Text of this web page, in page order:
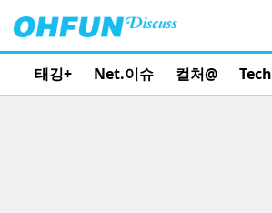
태깅+ Net.이슈 컬처@ Tech